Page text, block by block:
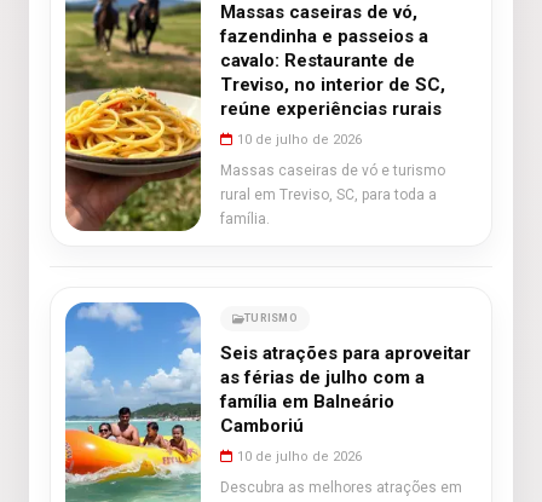
Massas caseiras de vó,
fazendinha e passeios a
cavalo: Restaurante de
Treviso, no interior de SC,
reúne experiências rurais
10 de julho de 2026
Massas caseiras de vó e turismo
rural em Treviso, SC, para toda a
família.
TURISMO
Seis atrações para aproveitar
as férias de julho com a
família em Balneário
Camboriú
10 de julho de 2026
Descubra as melhores atrações em